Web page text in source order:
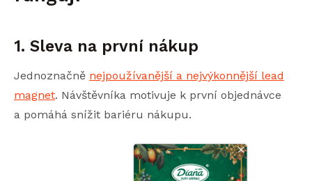
1. Sleva na první nákup
Jednoznačně nejpoužívanější a nejvýkonnější lead
magnet. Návštěvníka motivuje k první objednávce
a pomáhá snížit bariéru nákupu.